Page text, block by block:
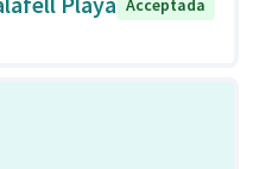
Acceptada